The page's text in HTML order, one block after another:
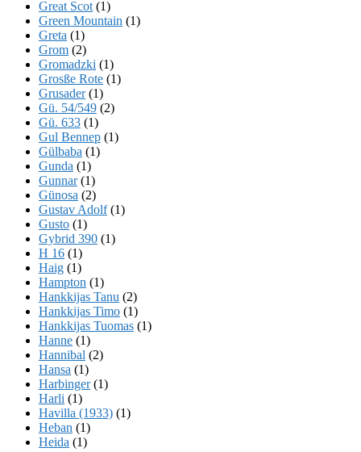
Great Scot (1)
Green Mountain (1)
Greta (1)
Grom (2)
Gromadzki (1)
Grosße Rote (1)
Grusader(1)
Gü. 54/549 (2)
Gü. 633 (1)
Gul Bennep (1)
Gülbaba (1)
Gunda (1)
Gunnar(1)
Günosa (2)
Gustav Adolf(1)
Gusto (1)
Gybrid 390 (1)
H 16 (1)
Haig (1)
Hampton (1)
Hankkijas Tanu (2)
Hankkijas Timo (1)
Hankkijas Tuomas (1)
Hanne (1)
Hannibal (2)
Hansa (1)
Harbinger(1)
Harli (1)
Havilla (1933) (1)
Heban (1)
Heida (1)